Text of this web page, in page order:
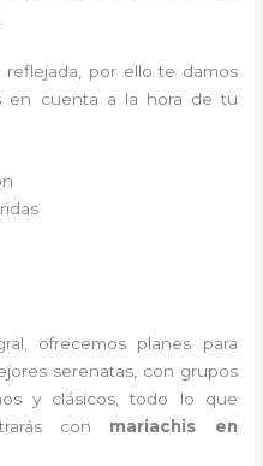
reflejada, por ello te damos
en cuenta a la hora de tu
ofrecemos planes para
serenatas, con grupos
y clásicos, todo lo que
con mariachis en